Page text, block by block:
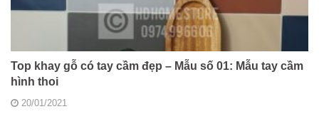
Top khay gỗ có tay cầm đẹp – Mẫu số 01: Mẫu tay cầm
hình thoi
20/01/2021